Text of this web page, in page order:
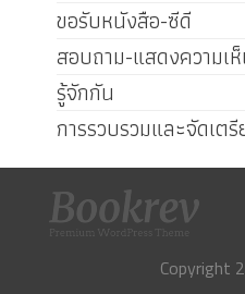
ขอรับหนังสือ-ซีดี
สอบถาม-แสดงความเ
รู้จักกัน
การรวบรวมและจัดเตรี
Copyright